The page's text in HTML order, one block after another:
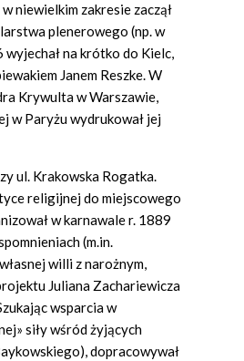
niewielkim zakresie zaczął
plenerowego (np. w
na krótko do Kielc,
Janem Reszke. W
Krywulta w Warszawie,
w Paryżu wydrukował jej
ul. Krakowska Rogatka.
religijnej do miejscowego
w karnawale r. 1889
(m.in.
willi z narożnym,
Juliana Zachariewicza
wsparcia w
siły wśród żyjących
dopracowywał